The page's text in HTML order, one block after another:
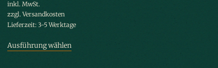
inkl. MwSt.
zzgl.Versandkosten
Lieferzeit: 3-5 Werktage
Ausführung wählen